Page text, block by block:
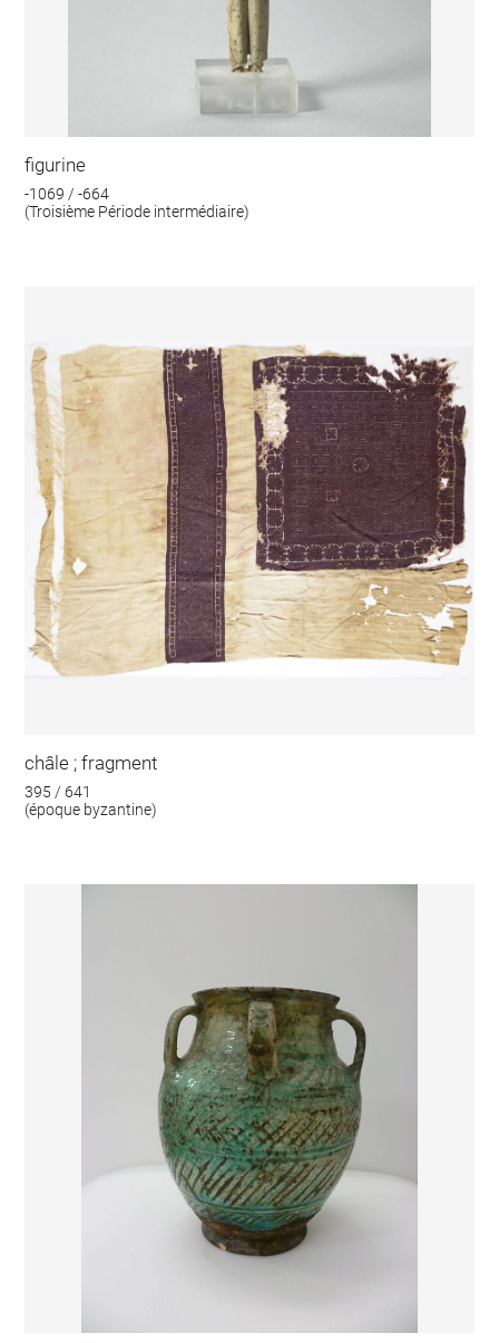
figurine
-1069 / -664
(Troisième Période intermédiaire)
châle ; fragment
395 / 641
(époque byzantine)